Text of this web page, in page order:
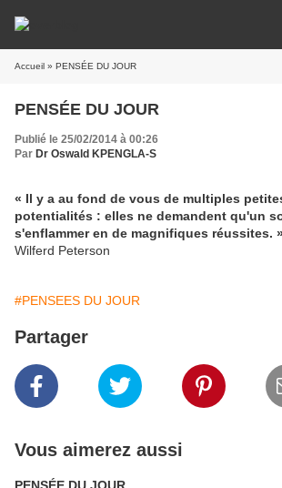
Accueil » PENSÉE DU JOUR
PENSÉE DU JOUR
Publié le 25/02/2014 à 00:26
Par Dr Oswald KPENGLA-S
« Il y a au fond de vous de multiples
potentialités : elles ne demandent qu'un
s'enflammer en de magnifiques réussites.
Wilferd Peterson
#PENSEES DU JOUR
Partager
Vous aimerez aussi